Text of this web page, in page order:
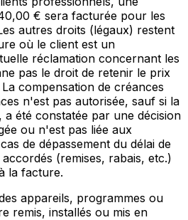
€ sera facturée pour les
autres droits (légaux) restent
où le client est un
réclamation concernant les
pas le droit de retenir le prix
compensation de créances
n'est pas autorisée, sauf si la
été constatée par une décision
ou n'est pas liée aux
de dépassement du délai de
(remises, rabais, etc.)
la facture.
appareils, programmes ou
remis, installés ou mis en